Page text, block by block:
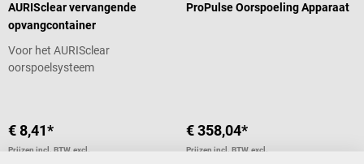
zachte reiniging en Luer-Lock-
AURISclear vervangende
opvangcontainer
Voor het AURISclear
oorspoelsysteem
€ 8,41*
Prijzen incl. BTW, excl.
ProPulse Oorspoeling Apparaat
€ 358,04*
Prijzen incl. BTW, excl.